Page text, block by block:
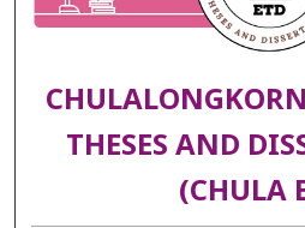
THESES AND
(CHULA